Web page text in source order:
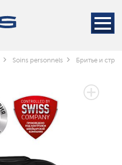
Soins personnels Бритье и